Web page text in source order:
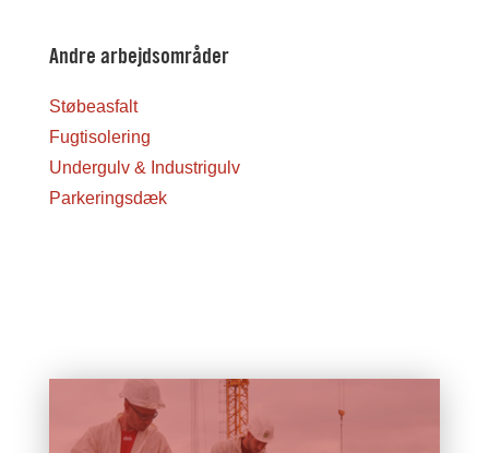
Andre arbejdsområder
Støbeasfalt
Fugtisolering
Undergulv & Industrigulv
Parkeringsdæk